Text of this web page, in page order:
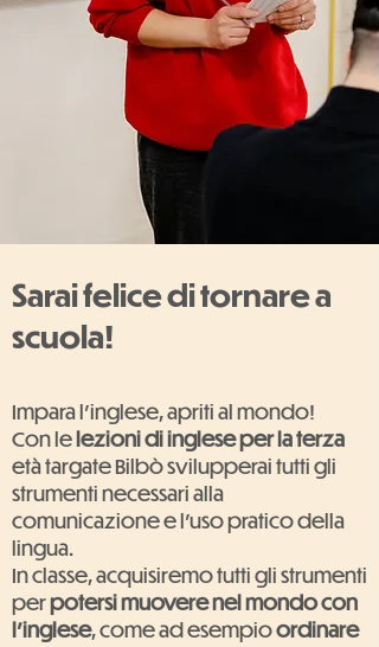
Sarai felice di tornare a
scuola!
Impara l'inglese, apriti al mondo!
Con lelezioni di inglese per la terza
età targate Bilbò svilupperai tutti gli
strumenti necessari alla
comunicazione e l'uso pratico della
lingua.
In classe, acquisiremo tutti gli strumenti
perpotersi muovere nel mondo con
l'inglese, come ad esempioordinare